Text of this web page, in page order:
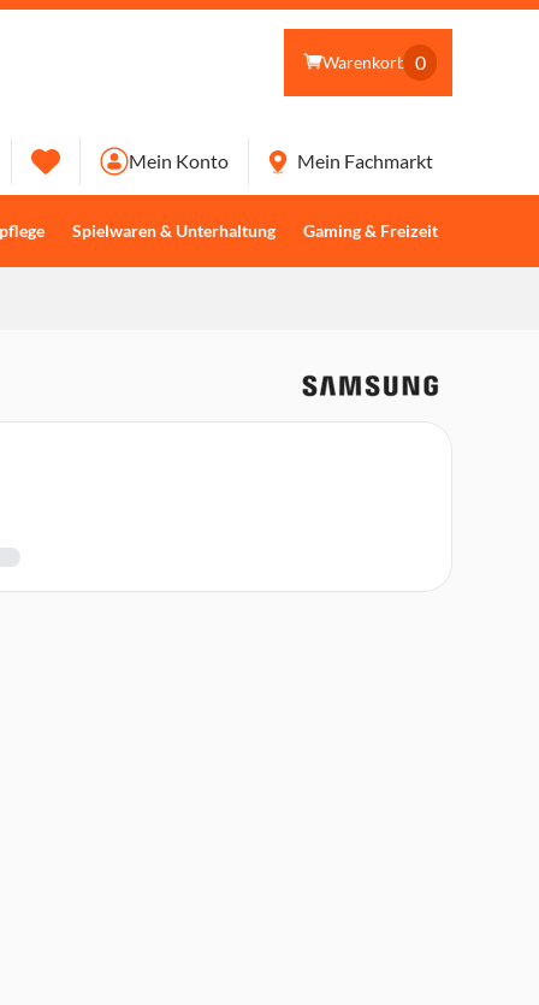
Warenkorb 0
Spielwaren & Unterhaltung Gaming & Freizeit
Mein Konto Mein Fachmarkt